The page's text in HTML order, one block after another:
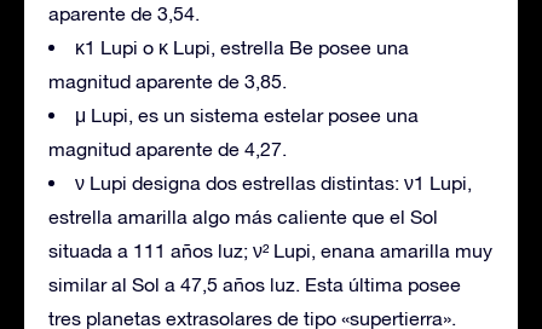
aparente de 3,54.
κ1 Lupi o κ Lupi, estrella Be posee una
magnitud aparente de 3,85.
μ Lupi, es un sistema estelar posee una
magnitud aparente de 4,27.
ν Lupi designa dos estrellas distintas: ν1 Lupi,
estrella amarilla algo más caliente que el Sol
situada a 111 años luz; ν² Lupi, enana amarilla muy
similar al Sol a 47,5 años luz. Esta última posee
tres planetas extrasolares de tipo «supertierra».